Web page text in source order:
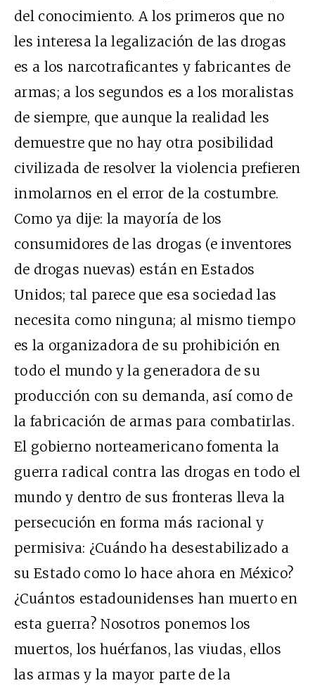
del conocimiento. A los primeros que no
les interesa la legalización de las drogas
es a los narcotraficantes y fabricantes de
armas; a los segundos es a los moralistas
de siempre, que aunque la realidad les
demuestre que no hay otra posibilidad
civilizada de resolver la violencia prefieren
inmolarnos en el error de la costumbre.
Como ya dije: la mayoría de los
consumidores de las drogas (e inventores
de drogas nuevas) están en Estados
Unidos; tal parece que esa sociedad las
necesita como ninguna; al mismo tiempo
es la organizadora de su prohibición en
todo el mundo y la generadora de su
producción con su demanda, así como de
la fabricación de armas para combatirlas.
El gobierno norteamericano fomenta la
guerra radical contra las drogas en todo el
mundo y dentro de sus fronteras lleva la
persecución en forma más racional y
permisiva: ¿Cuándo ha desestabilizado a
su Estado como lo hace ahora en México?
¿Cuántos estadounidenses han muerto en
esta guerra? Nosotros ponemos los
muertos, los huérfanos, las viudas, ellos
las armas y la mayor parte de la